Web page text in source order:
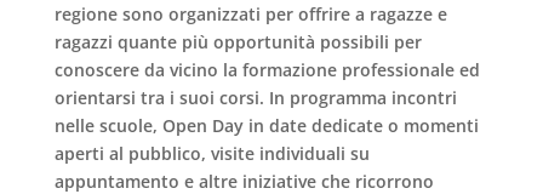
regione sono organizzati per offrire a ragazze e
ragazzi quante più opportunità possibili per
conoscere da vicino la formazione professionaleed
orientarsi tra i suoi corsi. In programma incontri
nelle scuole, Open Day in date dedicate o momenti
aperti al pubblico, visite individuali su
appuntamento e altre iniziative che ricorrono